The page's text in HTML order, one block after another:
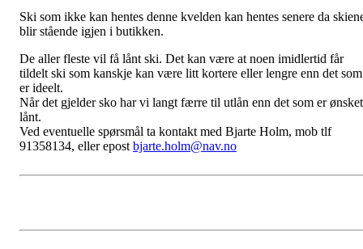
Ski som ikke kan hentes denne kvelden kan hentes senere da
blir stående igjen i butikken.
De aller fleste vil få lånt ski. Det kan være at noen imidlertid får
tildelt ski som kanskje kan være litt kortere eller lengre enn det som
er ideelt.
Når det gjelder sko har vi langt færre til utlån enn det som er ønsket
lånt.
Ved eventuelle spørsmål ta kontakt med Bjarte Holm, mob tlf
91358134, eller epost bjarte.holm@nav.no